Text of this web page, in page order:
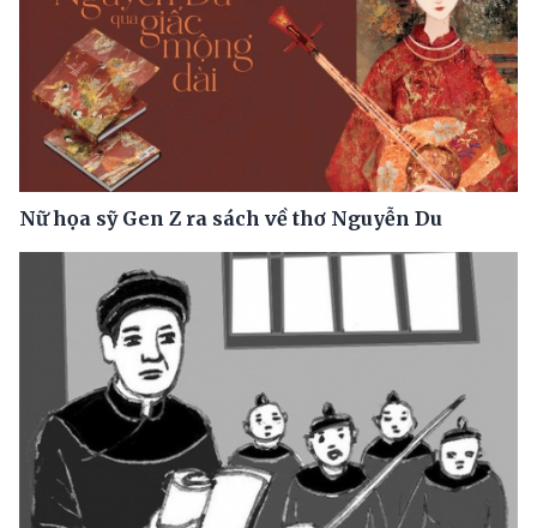
Nữ họa sỹ Gen Z ra sách về thơ Nguyễn Du